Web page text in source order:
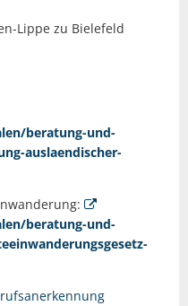
Lippe zu Bielefeld
beratung-und-
auslaendischer-
beratung-und-